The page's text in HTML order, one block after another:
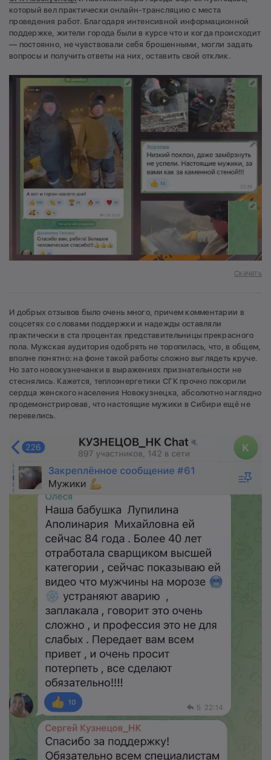
который вел практически онлайн-трансляцию с места
проведения работ. Благодаря интенсивной информационной
поддержке, жители города были в курсе что и когда происходит
— постоянно, не чувствовали себя брошенными, могли задать
вопросы и получить ответы на них, оставить свой отклик.
Скачать
И добрых отзывов было очень много, причем комментарии в
соцсетях со словами поддержки и надежды оставляли
практически в ста процентах представительницы прекрасного
пола. Мужская аудитория одобрять не торопилась, что, в общем,
вполне понятно: на фоне такой работы сложно выглядеть круче.
Но зато новокузнечанки в выражениях признательности не
стеснялись. Кажется, теплоэнергетики СГК прочно покорили
сердца женского населения Новокузнецка, абсолютно наглядно
продемонстрировав, что настоящие мужики в Сибири ещё не
перевелись.